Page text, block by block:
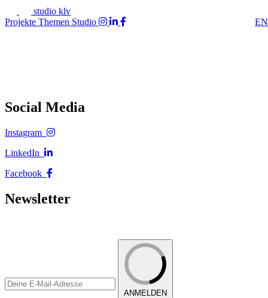
studio klv
Projekte Themen Studio EN
Social Media
Instagram
LinkedIn
Facebook
Newsletter
ANMELDEN